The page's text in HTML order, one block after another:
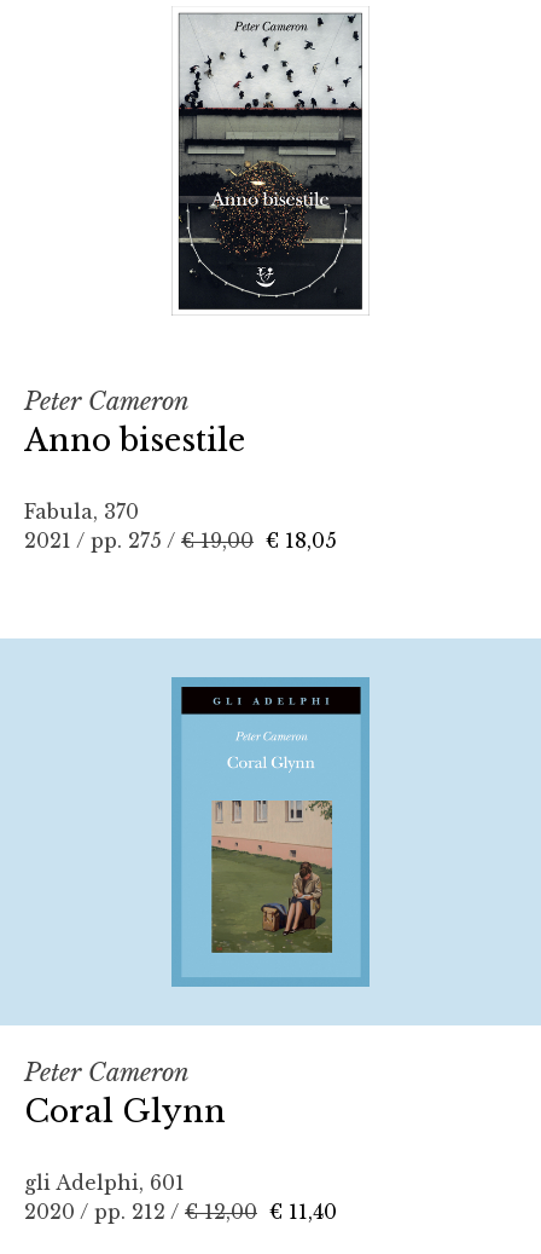
Peter Cameron
Anno bisestile
Fabula, 370
2021 / pp. 275 / € 19,00 € 18,05
Peter Cameron
Coral Glynn
gli Adelphi, 601
2020 / pp. 212 / € 12,00 € 11,40